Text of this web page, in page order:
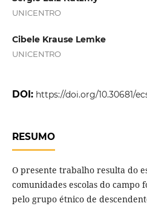
UNICENTRO
Cibele Krause Lemke
UNICENTRO
DOI: https://doi.org/10.30681/
RESUMO
O presente trabalho resulta do
comunidades escolas do campo
pelo grupo étnico de